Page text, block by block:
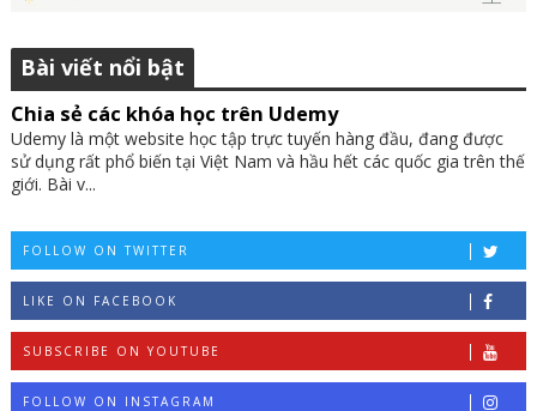
Bài viết nổi bật
Chia sẻ các khóa học trên Udemy
Udemy là một website học tập trực tuyến hàng đầu, đang được
sử dụng rất phổ biến tại Việt Nam và hầu hết các quốc gia trên thế
giới. Bài v...
FOLLOW ON TWITTER
LIKE ON FACEBOOK
SUBSCRIBE ON YOUTUBE
FOLLOW ON INSTAGRAM